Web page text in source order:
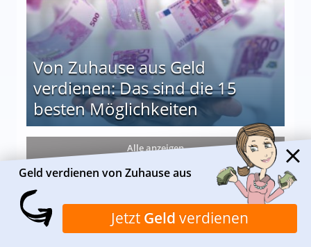
Von Zuhause aus Geld
verdienen: Das sind die 15
besten Möglichkeiten
die 15 besten Möglichkeiten
Alle anzeigen
Geld verdienen von Zuhause aus
Jetzt Geld verdienen